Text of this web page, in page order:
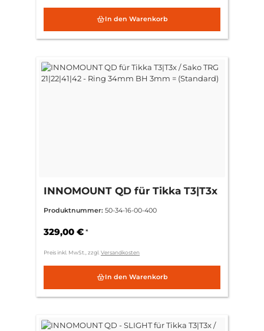
In den Warenkorb
INNOMOUNT QD für Tikka T3|T3x
34mm BH 3mm = (Standard)
Produktnummer: 50-34-16-00-400
329,00 € *
Preis inkl. MwSt., zzgl. Versandkosten
In den Warenkorb